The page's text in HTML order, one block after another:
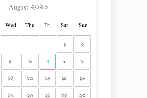
August ২০২৬
Wed Thu Fri Sat Sun
১
২
৫ ৬ ৭ ৮
৯
১২ ১৩ ১৪ ১৫
১৬
১৯ ২০ ২১ ২২
২৩